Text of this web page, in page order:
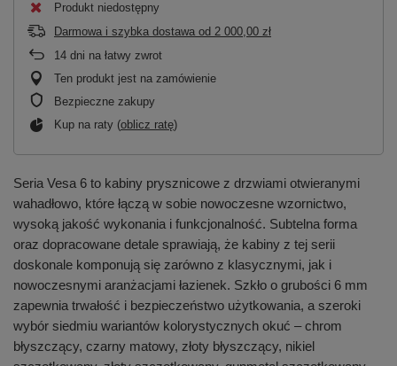
Produkt niedostępny
Darmowa i szybka dostawa od 2 000,00 zł
14 dni na łatwy zwrot
Ten produkt jest na zamówienie
Bezpieczne zakupy
Kup na raty (oblicz ratę)
Seria Vesa 6 to kabiny prysznicowe z drzwiami otwieranymi
wahadłowo, które łączą w sobie nowoczesne wzornictwo,
wysoką jakość wykonania i funkcjonalność. Subtelna forma
oraz dopracowane detale sprawiają, że kabiny z tej serii
doskonale komponują się zarówno z klasycznymi, jak i
nowoczesnymi aranżacjami łazienek. Szkło o grubości 6 mm
zapewnia trwałość i bezpieczeństwo użytkowania, a szeroki
wybór siedmiu wariantów kolorystycznych okuć – chrom
błyszczący, czarny matowy, złoty błyszczący, nikiel